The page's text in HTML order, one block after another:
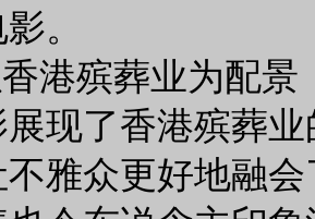
。
港殡葬业为配
现了香港殡葬
雅众更好地融